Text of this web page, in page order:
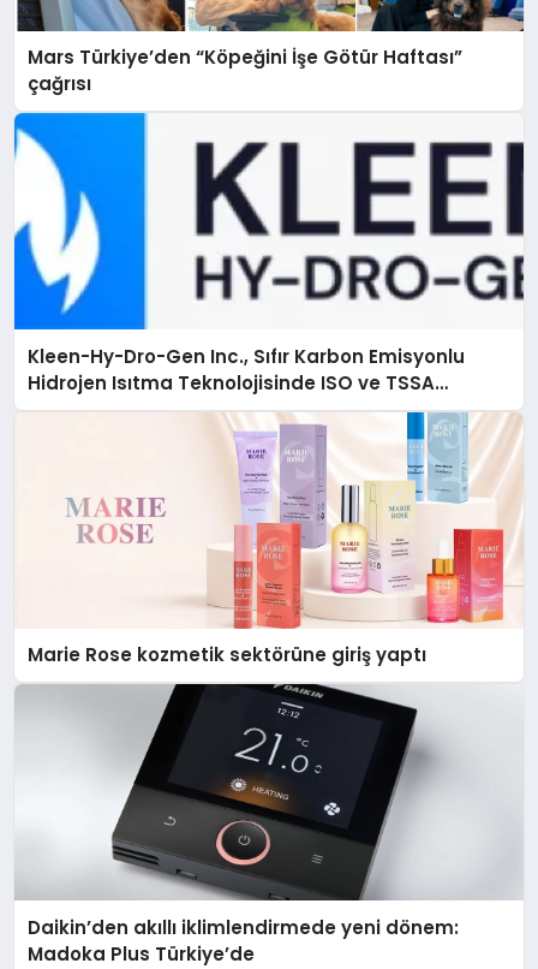
Mars Türkiye’den “Köpeğini İşe Götür Haftası”
çağrısı
Kleen-Hy-Dro-Gen Inc., Sıfır Karbon Emisyonlu
Hidrojen Isıtma Teknolojisinde ISO ve TSSA
Düzenleyici Onaylarını Aldı
Marie Rose kozmetik sektörüne giriş yaptı
Daikin’den akıllı iklimlendirmede yeni dönem:
Madoka Plus Türkiye’de